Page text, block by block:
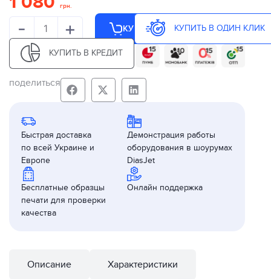
грн.
- + КУПИТЬ КУПИТЬ В ОДИН КЛИК
КУПИТЬ В КРЕДИТ
поделиться
Быстрая доставка
по всей Украине и
Европе
Демонстрация работы
оборудования в шоурумах
DiasJet
Бесплатные образцы
печати для проверки
качества
Онлайн поддержка
Описание Характеристики